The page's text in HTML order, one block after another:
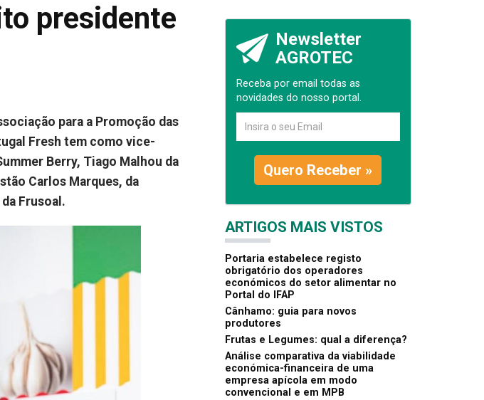
presidente
para a Promoção das
Fresh tem como vice-
Berry, Tiago Malhou da
Carlos Marques, da
Frusoal.
Newsletter
AGROTEC
Receba por email todas as
novidades do nosso portal.
Quero Receber »
ARTIGOS MAIS VISTOS
Portaria estabelece registo
obrigatório dos operadores
económicos do setor alimentar no
Portal do IFAP
Cânhamo: guia para novos
produtores
Frutas e Legumes: qual a diferença?
Análise comparativa da viabilidade
económica-financeira de uma
empresa apícola em modo
convencional e em MPB